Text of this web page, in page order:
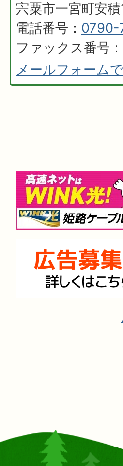
宍粟市一宮町安
電話番号： 0790-
ファックス番号
メールフォーム